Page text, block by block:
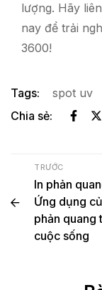
lượng. Hãy
nay để trải
3600!
Tags:
spot uv
Chia sẻ:
TRƯỚC
In phản
Ứng dụng
phản quang
cuộc sống